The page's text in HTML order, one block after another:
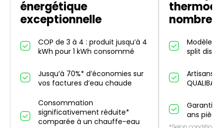
énergétique
exceptionnelle
COP de 3 à 4 : produit jusqu’à 4
kWh pour 1 kWh consommé
Jusqu’à 70%* d’économies sur
vos factures d’eau chaude
Consommation
significativement réduite*
comparée à un chauffe-eau
Modèles
split
Artisans
QUALIBAT
Garantie
ans